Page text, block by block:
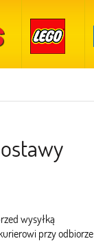
wysyłką
przy